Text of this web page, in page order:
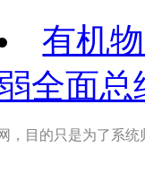
有机
全面总
，目的只是为了系